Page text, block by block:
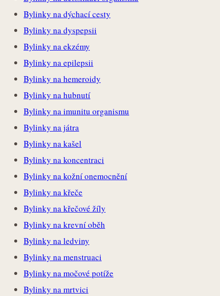
Bylinky na dýchací cesty
Bylinky na dyspepsii
Bylinky na ekzémy
Bylinky na epilepsii
Bylinky na hemeroidy
Bylinky na hubnutí
Bylinky na imunitu organismu
Bylinky na játra
Bylinky na kašel
Bylinky na koncentraci
Bylinky na kožní onemocnění
Bylinky na křeče
Bylinky na křečové žíly
Bylinky na krevní oběh
Bylinky na ledviny
Bylinky na menstruaci
Bylinky na močové potíže
Bylinky na mrtvici